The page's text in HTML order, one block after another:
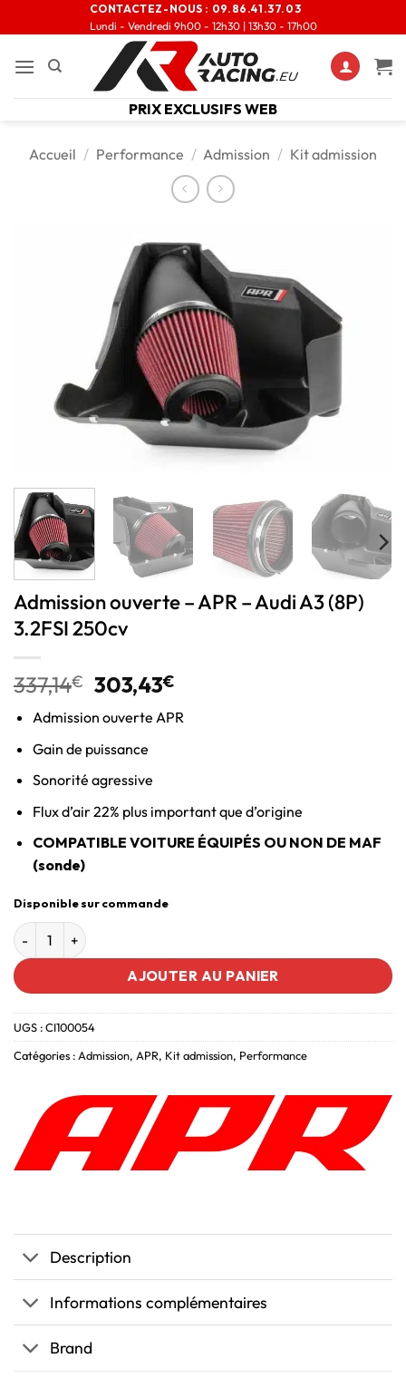
CONTACTEZ-NOUS : 09.86.41.37.03
Lundi - Vendredi 9h00 - 12h30 | 13h30 - 17h00
PRIX EXCLUSIFS WEB
Accueil / Performance / Admission / Kit admission
Admission ouverte – APR – Audi A3 (8P)
3.2FSI 250cv
337,14€ 303,43€
Admission ouverte APR
Gain de puissance
Sonorité agressive
Flux d’air 22% plus important que d’origine
COMPATIBLE VOITURE ÉQUIPÉS OU NON DE MAF
(sonde)
Disponible sur commande
AJOUTER AU PANIER
UGS :CI100054
Catégories : Admission, APR, Kit admission, Performance
Description
Informations complémentaires
Brand